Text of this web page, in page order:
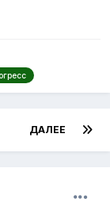
ДАЛЕЕ